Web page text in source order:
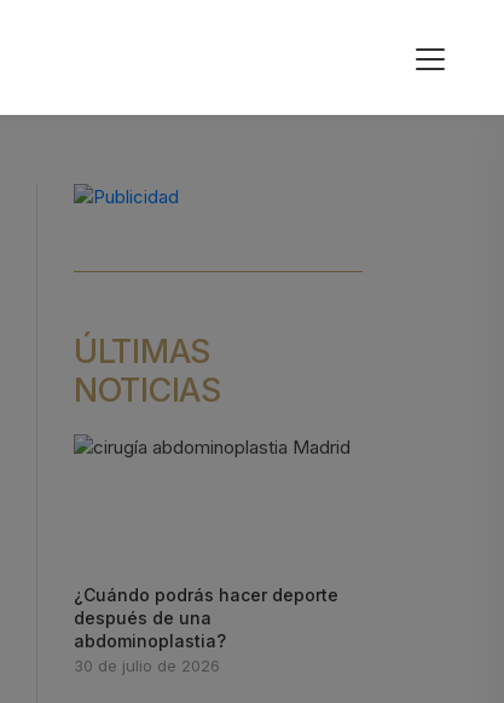
ÚLTIMAS
NOTICIAS
¿Cuándo podrás hacer deporte
después de una
abdominoplastia?
30 de julio de 2026